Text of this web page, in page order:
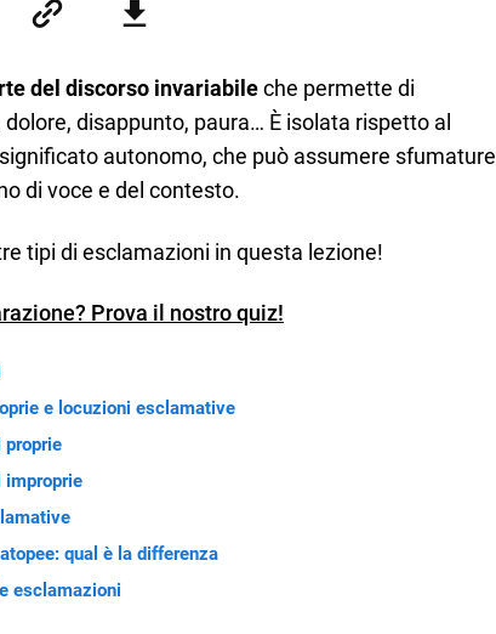
web. Amo i saggi storici, la cucina e la mia Honda CBF500. Non ho
del discorso invariabileche permette di
disappunto, paura… È isolata rispetto al
autonomo, che può assumere sfumature
di voce e del contesto.
tipi di esclamazioni in questa lezione!
Prova il nostro quiz!
e locuzioni esclamative
proprie
improprie
qual è la differenza
esclamazioni